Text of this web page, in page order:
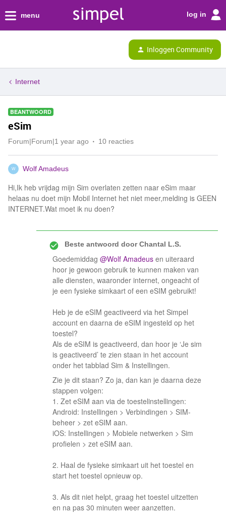
menu log in
Inloggen Community
Internet
BEANTWOORD
eSim
Forum|Forum|1 year ago 10 reacties
W Wolf Amadeus
Hi,Ik heb vrijdag mijn Sim overlaten zetten naar eSim maar
helaas nu doet mijn Mobil Internet het niet meer,melding is GEEN
INTERNET.Wat moet ik nu doen?
Beste antwoord doorChantal L.S.
Goedemiddag ​ @Wolf Amadeus en uiteraard
hoor je gewoon gebruik te kunnen maken van
alle diensten, waaronder internet, ongeacht of
je een fysieke simkaart of een eSIM gebruikt!
Heb je de eSIM geactiveerd via het Simpel
account en daarna de eSIM ingesteld op het
toestel?
Als de eSIM is geactiveerd, dan hoor je ‘Je sim
is geactiveerd’ te zien staan in het account
onder het tabblad Sim & Instellingen.
Zie je dit staan? Zo ja, dan kan je daarna deze
stappen volgen:
1. Zet eSIM aan via de toestelinstellingen:
Android: Instellingen > Verbindingen > SIM-
beheer > zet eSIM aan.
iOS: Instellingen > Mobiele netwerken > Sim
profielen > zet eSIM aan.
2. Haal de fysieke simkaart uit het toestel en
start het toestel opnieuw op.
3. Als dit niet helpt, graag het toestel uitzetten
en na pas 30 minuten weer aanzetten.